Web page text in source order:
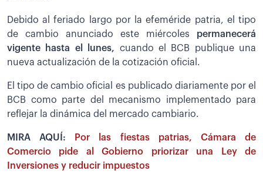
Debido al feriado largo por la efeméride patria, el tipo
de cambio anunciado este miércoles permanecerá
vigente hasta el lunes, cuando el BCB publique una
nueva actualización de la cotización oficial.
El tipo de cambio oficial es publicado diariamente por el
BCB como parte del mecanismo implementado para
reflejar la dinámica del mercado cambiario.
MIRA AQUÍ:
Por las fiestas patrias, Cámara de
Comercio pide al Gobierno priorizar una Ley de
Inversiones y reducir impuestos